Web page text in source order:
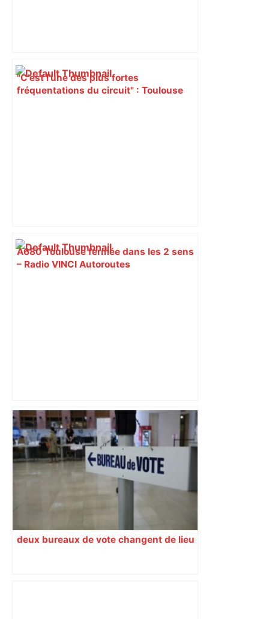
"C’est l’une des plus fortes
fréquentations du circuit" : Toulouse
A680 Toulouse fermée dans les 2 sens
– Radio VINCI Autoroutes
ENTRETIEN. Municipales 2026 à
Toulouse : sous le feu des critiques,
Briançon assume son alliance avec
Piquemal, "ce n’est pas un accord de
postes" – ladepeche.fr
deux bureaux de vote changent de lieu